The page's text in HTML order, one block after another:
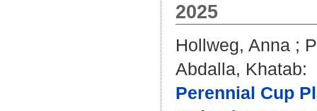
2025
Hollweg, Anna ;
Abdalla, Khatab:
Perennial Cup